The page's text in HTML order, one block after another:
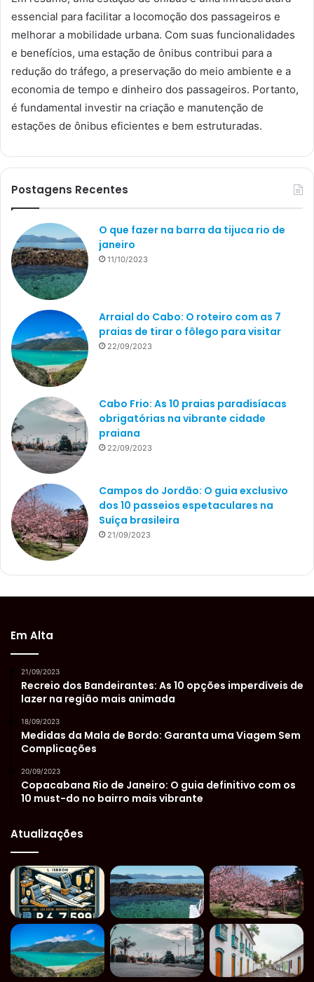
essencial para facilitar a locomoção dos passageiros e
melhorar a mobilidade urbana. Com suas funcionalidades
e benefícios, uma estação de ônibus contribui para a
redução do tráfego, a preservação do meio ambiente e a
economia de tempo e dinheiro dos passageiros. Portanto,
é fundamental investir na criação e manutenção de
estações de ônibus eficientes e bem estruturadas.
Postagens Recentes
O que fazer na barra da tijuca rio de
janeiro
11/10/2023
Arraial do Cabo: O roteiro com as 7
praias de tirar o fôlego para visitar
22/09/2023
Cabo Frio: As 10 praias paradisíacas
obrigatórias na vibrante cidade
praiana
22/09/2023
Campos do Jordão: O guia exclusivo
dos 10 passeios espetaculares na
Suíça brasileira
21/09/2023
Em Alta
21/09/2023
Recreio dos Bandeirantes: As 10 opções imperdíveis de
lazer na região mais animada
18/09/2023
Medidas da Mala de Bordo: Garanta uma Viagem Sem
Complicações
20/09/2023
Copacabana Rio de Janeiro: O guia definitivo com os
10 must-do no bairro mais vibrante
Atualizações